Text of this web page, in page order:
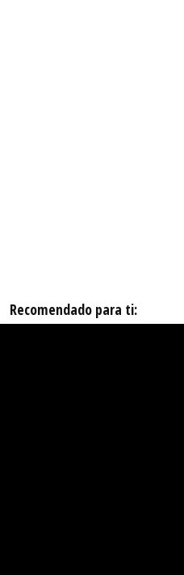
Recomendado para ti: